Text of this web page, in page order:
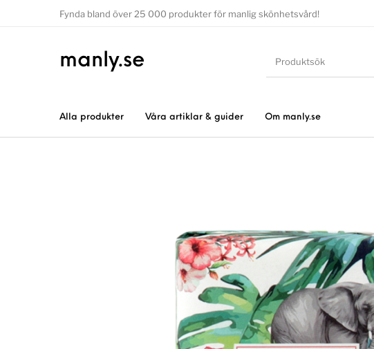
Fynda bland över 25 000 produkter för manlig skönhetsvård!
manly.se
Alla produkter Våra artiklar & guider Om manly.se